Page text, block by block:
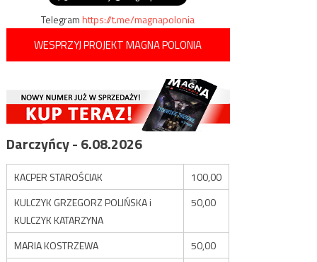
Telegramhttps://t.me/magnapolonia
WESPRZYJ PROJEKT MAGNA POLONIA
Darczyńcy - 6.08.2026
KACPER STAROŚCIAK
100,00
KULCZYK GRZEGORZ POLIŃSKA i
KULCZYK KATARZYNA
50,00
MARIA KOSTRZEWA 50,00